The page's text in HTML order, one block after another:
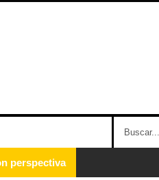
la clausura